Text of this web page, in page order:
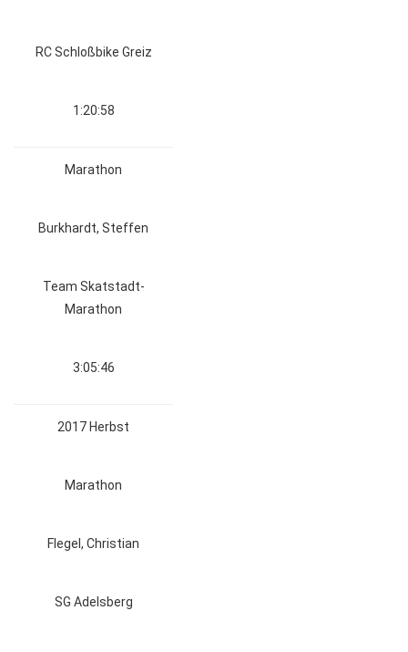
RC Schloßbike Greiz
1:20:58
Marathon
Burkhardt, Steffen
Team Skatstadt-
Marathon
3:05:46
2017 Herbst
Marathon
Flegel, Christian
SG Adelsberg